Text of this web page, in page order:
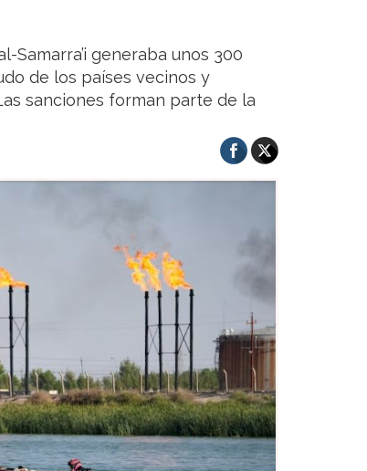
Samarra’i generaba unos 300
de los países vecinos y
sanciones forman parte de la